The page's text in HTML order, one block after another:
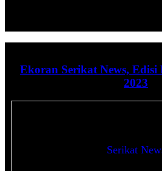
Ekoran Serikat News, Edisi
2023
Serikat